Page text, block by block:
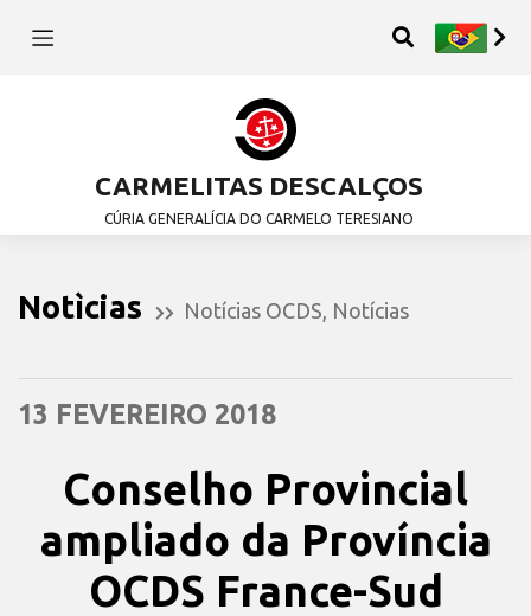
CARMELITAS DESCALÇOS
CÚRIA GENERALÍCIA DO CARMELO TERESIANO
Notìcias Notícias OCDS Notícias
13 FEVEREIRO 2018
Conselho Provincial
ampliado da Província
OCDS France-Sud